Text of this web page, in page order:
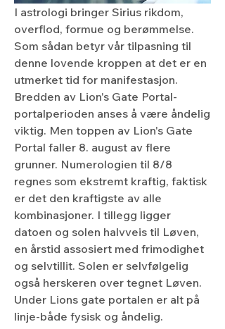
I astrologi bringer Sirius rikdom,
overflod, formue og berømmelse.
Som sådan betyr vår tilpasning til
denne lovende kroppen at det er en
utmerket tid for manifestasjon.
Bredden av Lion's Gate Portal-
portalperioden anses å være åndelig
viktig. Men toppen av Lion's Gate
Portal faller 8. august av flere
grunner. Numerologien til 8/8
regnes som ekstremt kraftig, faktisk
er det den kraftigste av alle
kombinasjoner. I tillegg ligger
datoen og solen halvveis til Løven,
en årstid assosiert med frimodighet
og selvtillit. Solen er selvfølgelig
også herskeren over tegnet Løven.
Under Lions gate portalen er alt på
linje-både fysisk og åndelig.